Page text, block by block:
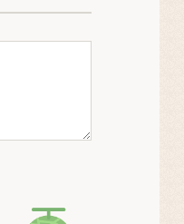
アイコン7